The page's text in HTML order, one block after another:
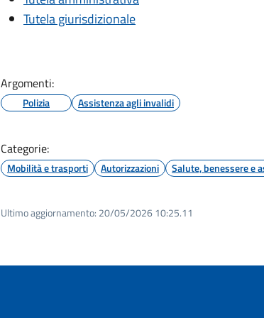
Tutela giurisdizionale
Argomenti:
Polizia Assistenza agli invalidi
Categorie:
Mobilità e trasporti Autorizzazioni Salute, benessere e
Ultimo aggiornamento: 20/05/2026 10:25.11